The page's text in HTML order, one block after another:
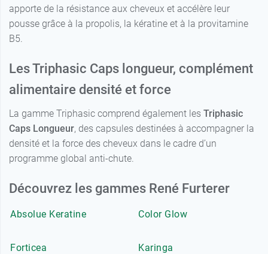
apporte de la résistance aux cheveux et accélère leur
pousse grâce à la propolis, la kératine et à la provitamine
B5.
Les Triphasic Caps longueur, complément
alimentaire densité et force
La gamme Triphasic comprend également les Triphasic
Caps Longueur, des capsules destinées à accompagner la
densité et la force des cheveux dans le cadre d’un
programme global anti-chute.
Découvrez les gammes René Furterer
Absolue Keratine Color Glow
Forticea Karinga